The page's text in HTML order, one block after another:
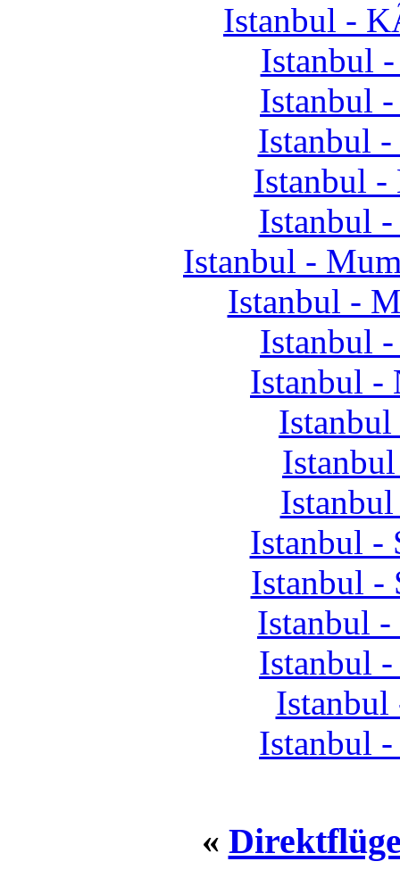
Istanbul -
Istanbul
Istanbul
Istanbul
Istanbul
Istanbul
Istanbul -
Istanbul -
Istanbul
Istanbul -
Istanbul -
Istanbul -
Istanbul
Istanbul
Istanbul
«